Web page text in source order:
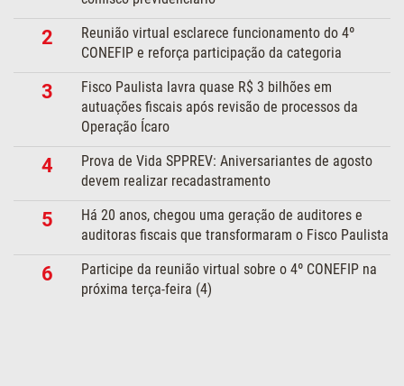
2
Reunião virtual esclarece funcionamento do 4º
CONEFIP e reforça participação da categoria
3
Fisco Paulista lavra quase R$ 3 bilhões em
autuações fiscais após revisão de processos da
Operação Ícaro
4
Prova de Vida SPPREV: Aniversariantes de agosto
devem realizar recadastramento
5
Há 20 anos, chegou uma geração de auditores e
auditoras fiscais que transformaram o Fisco Paulista
6
Participe da reunião virtual sobre o 4º CONEFIP na
próxima terça-feira (4)